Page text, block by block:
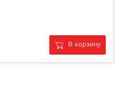
В корзину